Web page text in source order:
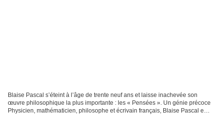
Blaise Pascal s’éteint à l’âge de trente neuf ans et laisse inachevée son
œuvre philosophique la plus importante : les « Pensées ». Un génie précoce
Physicien, mathématicien, philosophe et écrivain français, Blaise Pascal est